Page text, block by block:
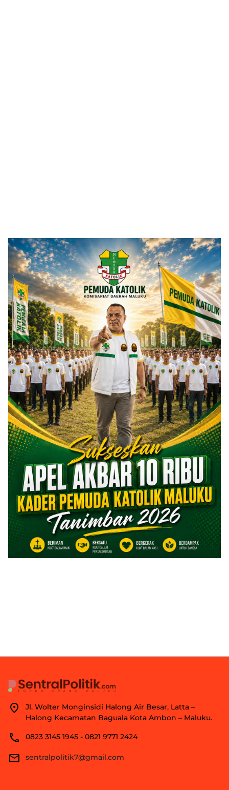
Jl. Wolter Monginsidi Halong Air Besar, Latta –
Halong Kecamatan Baguala Kota Ambon – Maluku.
0823 3145 1945 - 0821 9771 2424
sentralpolitik7@gmail.com